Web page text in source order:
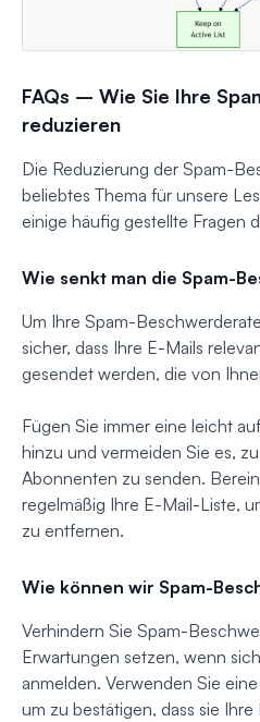
FAQs – Wie Sie Ihre
reduzieren
Die Reduzierung der Spam-
beliebtes Thema für unsere
einige häufig gestellte Fragen
Wie senkt man die Spam-
Um Ihre Spam-
sicher, dass Ihre E-Mails
gesendet werden, die von
Fügen Sie immer eine leicht
hinzu und vermeiden Sie es,
Abonnenten zu senden.
regelmäßig Ihre E-Mail-Liste,
zu entfernen.
Wie können wir Spam-
Verhindern Sie Spam-
Erwartungen setzen, wenn
anmelden. Verwenden Sie
um zu bestätigen, dass sie